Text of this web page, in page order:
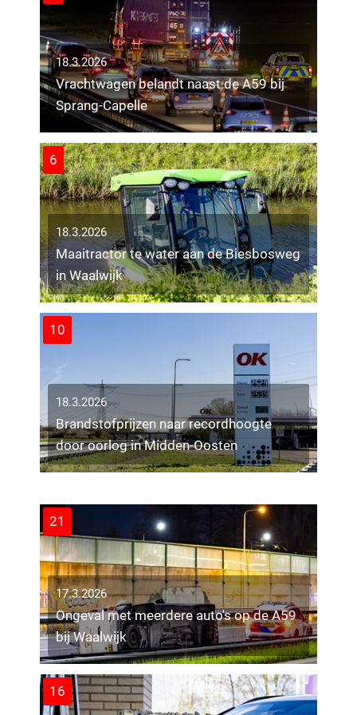
18.3.2026
Vrachtwagen belandt naast de A59 bij
Sprang-Capelle
6
18.3.2026
Maaitractor te water aan de Biesbosweg
in Waalwijk
10
18.3.2026
Brandstofprijzen naar recordhoogte
door oorlog in Midden-Oosten
9
18.3.2026
Drie mannen uit woning gehaald bij
uitslaande brand in Tilburg
21
17.3.2026
Ongeval met meerdere auto's op de A59
bij Waalwijk
16